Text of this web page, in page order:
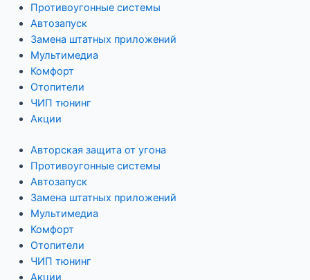
Противоугонные системы
Автозапуск
Замена штатных приложений
Мультимедиа
Комфорт
Отопители
ЧИП тюнинг
Акции
Авторская защита от угона
Противоугонные системы
Автозапуск
Замена штатных приложений
Мультимедиа
Комфорт
Отопители
ЧИП тюнинг
Акции